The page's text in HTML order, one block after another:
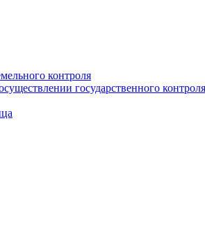
контроля
государственного